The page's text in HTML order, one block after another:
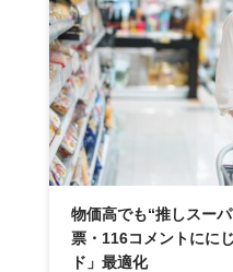
物価高でも“推しスー
票・116コメントにに
ド」最適化